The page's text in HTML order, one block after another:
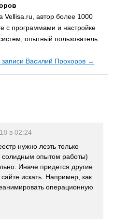
Vellisa.ru, автор более 1000
с программами и настройке
опытный пользователь
записи Василий Прохоров →
в 02:24
нужно лезть только
солидным опытом работы)
Иначе придется другие
искать. Например, как
операционную